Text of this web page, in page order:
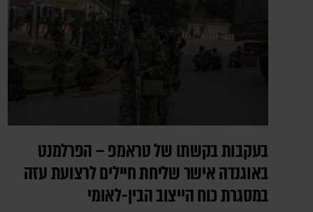
בעקבות בקשתו של טראמפ – הפרלמנט
באוגנדה אישר שליחת חיילים לרצועת עזה
במסגרת כוח הייצוב הבין-לאומי